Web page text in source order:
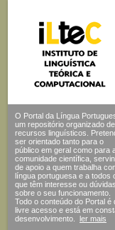
O Portal da Língua
um repositório organizado de
recursos linguísticos.
ser orientado tanto para o
público em geral como para
comunidade científica,
de apoio a quem trabalha
língua portuguesa e a todos
que têm interesse ou dúvidas
sobre o seu funcionamento.
Todo o conteúdo do Portal é
livre acesso e está em
desenvolvimento.
ler mais